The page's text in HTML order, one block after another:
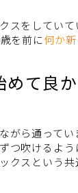
スをしてい
を前に何か
めて良
がら通ってい
つ吹けるよう
クスという共